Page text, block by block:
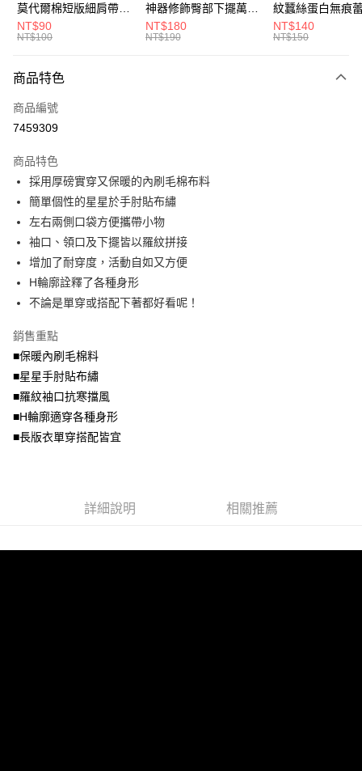
Google Pay
全盈+PAY
大哥付你分期
【大哥付你分期使用說明】
1.本服務由台灣大哥大提供，台灣大哥大用戶可立即使用無須另外申請。
流程，驗證手機門號後，選擇欲分期的期數、繳款截止日，確認付款後即完
成交易。
3.實際核准額度、可分期數及費用金額請依後續交易確認頁面所載為準。
4.訂單成立30分鐘內，如未前往確認交易或遇審核未通過，訂單將自動取
法說明評估內容。
【繳款方式說明】
1.分期款項不併入電信帳單，「大哥付你分期」於每月結算日後寄送繳費提
醒簡訊。
2.透過簡訊連結打開帳單後，可選擇「超商條碼／台灣大直營門市／銀行轉
帳／街口支付／iPASS MONEY」等通路繳費。
【注意事項】
1.本服務係由「台灣大哥大股份有限公司」（以下簡稱本公司）所提供，讓
用戶於交易時，得透過本服務購買商品或服務，並由商店將買賣／分期付款
買賣價金債權讓與本公司後，依約使用本公司帳單繳交帳款。
資料（包含姓名、電話或地址）提供予台灣大哥大進項蒐集、處理及利用，
由本公司與您本人進行分期帳單所需資料之確認、核對及更正。
3.完整用戶服務條款，請詳閱以下連結：
AFTEE先享後付
【關於「AFTEE先享後付」】
AFTEE先享後付是「在收到商品之後才付款」的支付方式。 讓您購物簡單
便利好安心！
１．簡單：不需註冊會員、不需綁卡、不需儲值。
２．便利：只要手機號碼，簡訊認證，即可結帳。
３．安心：先確認商品／服務後，再付款。
【「AFTEE先享後付」結帳流程】
１．於結帳方式選擇「AFTEE先享後付」後，將跳轉至「AFTEE先享後付」
２．訂單成立數日內，您將收到繳費通知簡訊。
ATM／網路銀行／等多元方式進行付款，方視為交易完成。
※ 請注意：結帳手續完成當下不需立刻繳費，但若您需要取消訂單，請聯絡
購買商品的店家。未經商家同意取消之訂單仍視為有效，需透過AFTEE先享
後付繳納相關費用。
※ 交易是否成功請以「AFTEE先享後付 」之結帳頁面顯示為準，若有關於
是否繳費成功／繳費後需取消欲退款等相關疑問，請聯繫「AFTEE先享後付
客戶支援中心」https://netprotections.freshdesk.com/support/home
２．關於個人資料處理事宜，請瀏覽以下網址：
ATM付款
全家取貨付款
每筆NT$70，滿NT$699(含以上)免運費
付款後全家取貨
7-11取貨付款
每筆NT$70，滿NT$799(含以上)免運費
付款後7-11取貨
每筆NT$70，滿NT$699(含以上)免運費
宅配
莫代爾棉短版細肩帶素
色背心(白.黑.灰L-2L)-
U582眼圈熊中大尺碼
NT$90
NT$100
神器修飾臀部下擺萬用
內搭裙/遮臀裙(黑2L-
6L)-Q155眼圈熊中大
NT$180
NT$190
紋蠶絲蛋白無痕
角內褲(白.粉.藍.
3L)-L28眼圈熊中
NT$140
NT$150
商品特色
商品編號
7459309
商品特色
採用厚磅實穿又保暖的內刷毛棉布料
簡單個性的星星於手肘貼布繡
左右兩側口袋方便攜帶小物
袖口、領口及下擺皆以羅紋拼接
增加了耐穿度，活動自如又方便
H輪廓詮釋了各種身形
不論是單穿或搭配下著都好看呢！
銷售重點
■保暖內刷毛棉料
■星星手肘貼布繡
■羅紋袖口抗寒擋風
■H輪廓適穿各種身形
■長版衣單穿搭配皆宜
詳細說明 相關推薦